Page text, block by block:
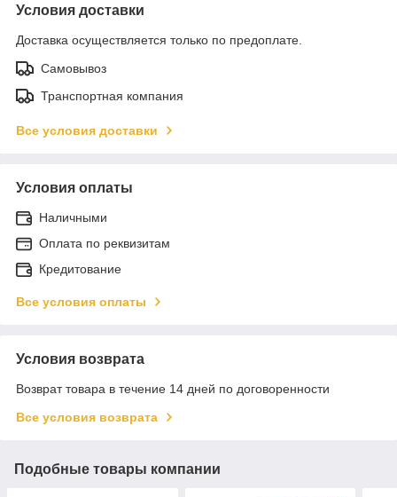
Условия доставки
Доставка осуществляется только по предоплате.
Самовывоз
Транспортная компания
Все условия доставки
Условия оплаты
Наличными
Оплата по реквизитам
Кредитование
Все условия оплаты
Условия возврата
Возврат товара в течение 14 дней по договоренности
Все условия возврата
Подобные товары компании